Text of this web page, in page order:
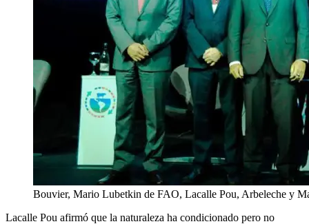
Bouvier, Mario Lubetkin de FAO, Lacalle Pou, Arbeleche y
Lacalle Pou afirmó que la naturaleza ha condicionado pero no